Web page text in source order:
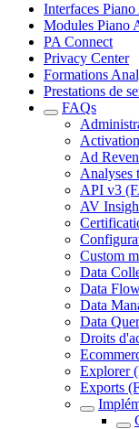
Interfaces
Modules Piano
PA Connect
Privacy Center
Formations
Prestations de
FAQs
Ad
Analyses
API v3
AV
Custom
Data
Data
Data
Data
Droits
Explorer
Exports